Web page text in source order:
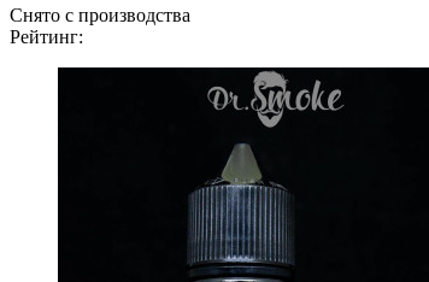
Снято с производства
Рейтинг: